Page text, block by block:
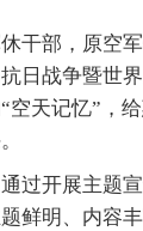
部，原空军
日战争暨世
空天记忆”，
开展主题宣
鲜明、内容